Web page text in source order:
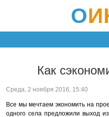
О
Как
Среда, 2 ноября 2016, 15:40
Все мы мечтаем экономить на
одного села предложили выход